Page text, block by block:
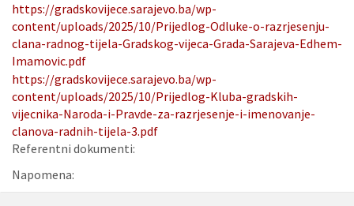
https://gradskovijece.sarajevo.ba/wp-
content/uploads/2025/10/Prijedlog-Odluke-o-razrjesenju-
clana-radnog-tijela-Gradskog-vijeca-Grada-Sarajeva-Edhem-
Imamovic.pdf
https://gradskovijece.sarajevo.ba/wp-
content/uploads/2025/10/Prijedlog-Kluba-gradskih-
vijecnika-Naroda-i-Pravde-za-razrjesenje-i-imenovanje-
clanova-radnih-tijela-3.pdf
Referentni dokumenti:
Napomena: